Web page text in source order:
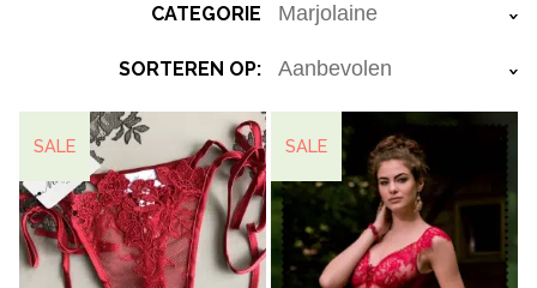
CATEGORIE ›
SORTEREN OP: ›
SALE SALE